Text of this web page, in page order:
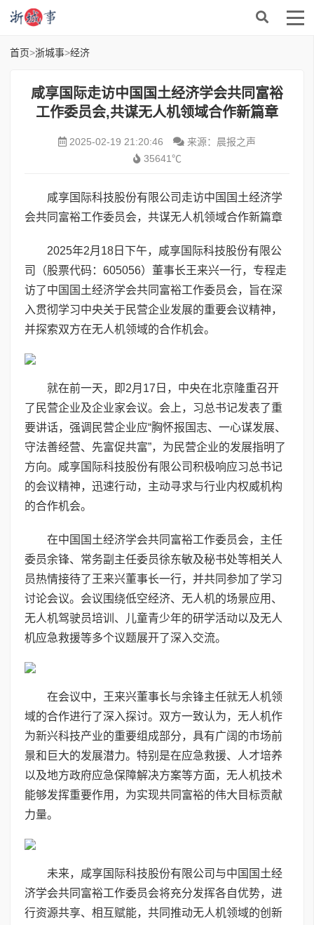
首页>浙城事>经济
咸享国际走访中国国土经济学会共同富裕
工作委员会,共谋无人机领域合作新篇章
2025-02-19 21:20:46
来源：晨报之声
35641℃
咸享国际科技股份有限公司走访中国国土经济学
会共同富裕工作委员会，共谋无人机领域合作新篇章
2025年2月18日下午，咸享国际科技股份有限公
司（股票代码：605056）董事长王来兴一行，专程走
访了中国国土经济学会共同富裕工作委员会，旨在深
入贯彻学习中央关于民营企业发展的重要会议精神，
并探索双方在无人机领域的合作机会。
就在前一天，即2月17日，中央在北京隆重召开
了民营企业及企业家会议。会上，习总书记发表了重
要讲话，强调民营企业应“胸怀报国志、一心谋发展、
守法善经营、先富促共富”，为民营企业的发展指明了
方向。咸享国际科技股份有限公司积极响应习总书记
的会议精神，迅速行动，主动寻求与行业内权威机构
的合作机会。
在中国国土经济学会共同富裕工作委员会，主任
委员余锋、常务副主任委员徐东敏及秘书处等相关人
员热情接待了王来兴董事长一行，并共同参加了学习
讨论会议。会议围绕低空经济、无人机的场景应用、
无人机驾驶员培训、儿童青少年的研学活动以及无人
机应急救援等多个议题展开了深入交流。
在会议中，王来兴董事长与余锋主任就无人机领
域的合作进行了深入探讨。双方一致认为，无人机作
为新兴科技产业的重要组成部分，具有广阔的市场前
景和巨大的发展潜力。特别是在应急救援、人才培养
以及地方政府应急保障解决方案等方面，无人机技术
能够发挥重要作用，为实现共同富裕的伟大目标贡献
力量。
未来，咸享国际科技股份有限公司与中国国土经
济学会共同富裕工作委员会将充分发挥各自优势，进
行资源共享、相互赋能，共同推动无人机领域的创新